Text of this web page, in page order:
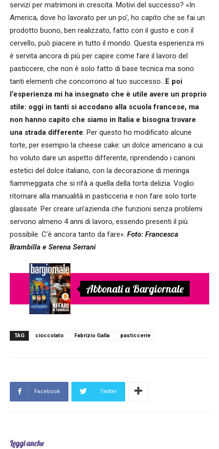
servizi per matrimoni in crescita. Motivi del successo? «In
America, dove ho lavorato per un po', ho capito che se fai un
prodotto buono, ben realizzato, fatto con il gusto e con il
cervello, può piacere in tutto il mondo. Questa esperienza mi
è servita ancora di più per capire come fare il lavoro del
pasticcere, che non è solo fatto di base tecnica ma sono
tanti elementi che concorrono al tuo successo…E poi
l’esperienza mi ha insegnato che è utile avere un proprio
stile: oggi in tanti si accodano alla scuola francese, ma
non hanno capito che siamo in Italia e bisogna trovare
una strada differente. Per questo ho modificato alcune
torte, per esempio la cheese cake: un dolce americano a cui
ho voluto dare un aspetto differente, riprendendo i canoni
estetici del dolce italiano, con la decorazione di meringa
fiammeggiata che si rifà a quella della torta delizia. Voglio
ritornare alla manualità in pasticceria e non fare solo torte
glassate. Per creare un’azienda che funzioni senza problemi
servono almeno 4 anni di lavoro, essendo presenti il più
possibile. C’è ancora tanto da fare». Foto: Francesca
Brambilla e Serena Serrani
Abbonati a Bargiornale
TAG cioccolato Fabrizio Galla pasticcerie
Facebook Twitter
Leggi anche